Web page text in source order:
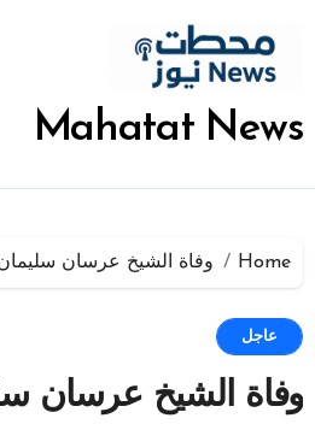
المحتوى
Mahatat News
Home وفاة الشيخ عرسان سليمان
عاجل
وفاة الشيخ عرسان